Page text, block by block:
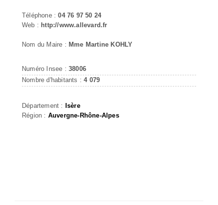
Téléphone :04 76 97 50 24
Web : http://www.allevard.fr
Nom du Maire : Mme Martine KOHLY
Numéro Insee : 38006
Nombre d'habitants :4 079
Département : Isère
Région : Auvergne-Rhône-Alpes